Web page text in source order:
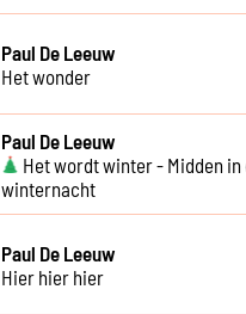
Paul De Leeuw
Het wonder
Paul De Leeuw
Het wordt winter - Midden in
winternacht
Paul De Leeuw
Hier hier hier